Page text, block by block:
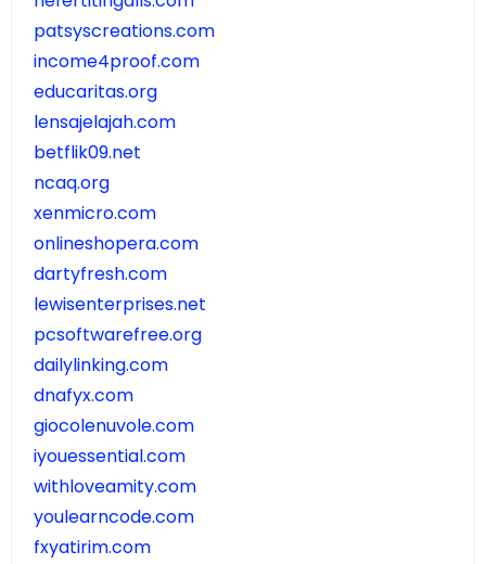
patsyscreations.com
income4proof.com
educaritas.org
lensajelajah.com
betflik09.net
ncaq.org
xenmicro.com
onlineshopera.com
dartyfresh.com
lewisenterprises.net
pcsoftwarefree.org
dailylinking.com
dnafyx.com
giocolenuvole.com
iyouessential.com
withloveamity.com
youlearncode.com
fxyatirim.com